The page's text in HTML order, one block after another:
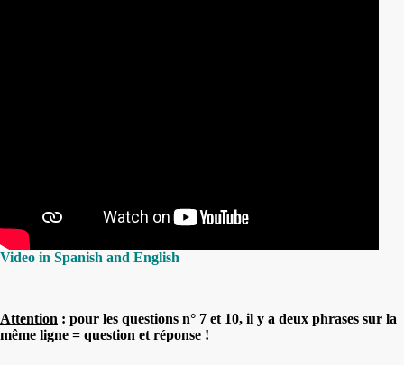
Video in Spanish and English
Attention : pour les questions n° 7 et 10, il y a deux phrases sur la
même ligne = question et réponse !